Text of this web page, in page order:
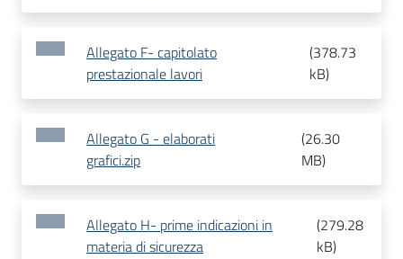
Allegato F- capitolato
prestazionale lavori
(378.73
kB)
Allegato G - elaborati
grafici.zip
(26.30
MB)
Allegato H- prime indicazioni in
materia di sicurezza
(279.28
kB)